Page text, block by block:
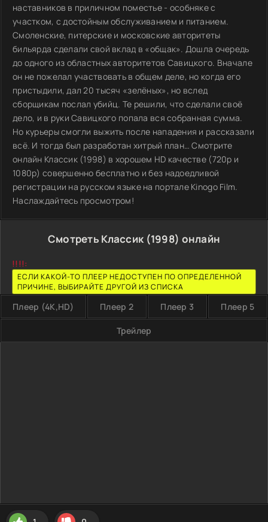
наставников в приличном поместье - особняке с
участком, с достойным обслуживанием и питанием.
Смоленские, питерские и московские авторитеты
бильярда сделали свой вклад в «общак». Дошла очередь
до одного из областных авторитетов Савицкого. Вначале
он не пожелал участвовать в общем деле, но когда его
пристыдили, дал 20 тысяч «зелёных», но вслед
сборщикам послал убийц. Те решили, что сделали своё
дело, и в руки Савицкого попала вся собранная сумма.
Но курьеры смогли выжить после нападения и рассказали
всё. И тогда был разработан хитрый план… Смотрите
онлайн Классик (1998) в хорошем HD качестве (720p и
1080p) совершенно бесплатно и без надоедливой
регистрации на русском языке на портале Kinogo Film.
Наслаждайтесь просмотром!
Смотреть Классик (1998) онлайн
!!!!:
ЕСЛИ КАКОЙ-ТО ПЛЕЕР НЕДОСТУПЕН ПО ОПРЕДЕЛЕННОЙ
ПРИЧИНЕ, ВЫБИРАЙТЕ ДРУГОЙ ИЗ СПИСКА
Плеер (4K,HD) Плеер 2 Плеер 3 Плеер 5
Трейлер